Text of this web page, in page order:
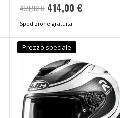
459,90 € 414,00 €
Spedizione gratuita!
Prezzo speciale